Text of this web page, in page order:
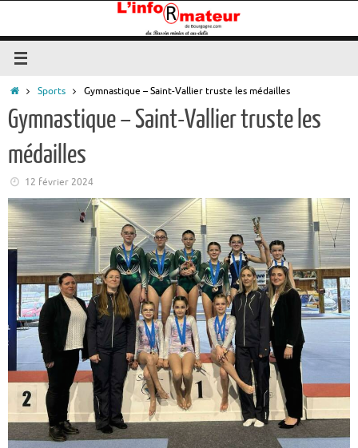
contenu
Accueil
Sports Gymnastique – Saint-Vallier truste les médailles
Gymnastique – Saint-Vallier truste les
médailles
12 février 2024